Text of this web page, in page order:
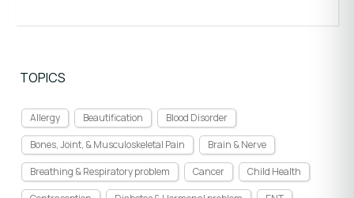
TOPICS
Allergy Beautification
Blood Disorder
Bones, Joint, & Musculoskeletal Pain
Brain & Nerve
Breathing & Respiratory problem
Cancer
Child Health